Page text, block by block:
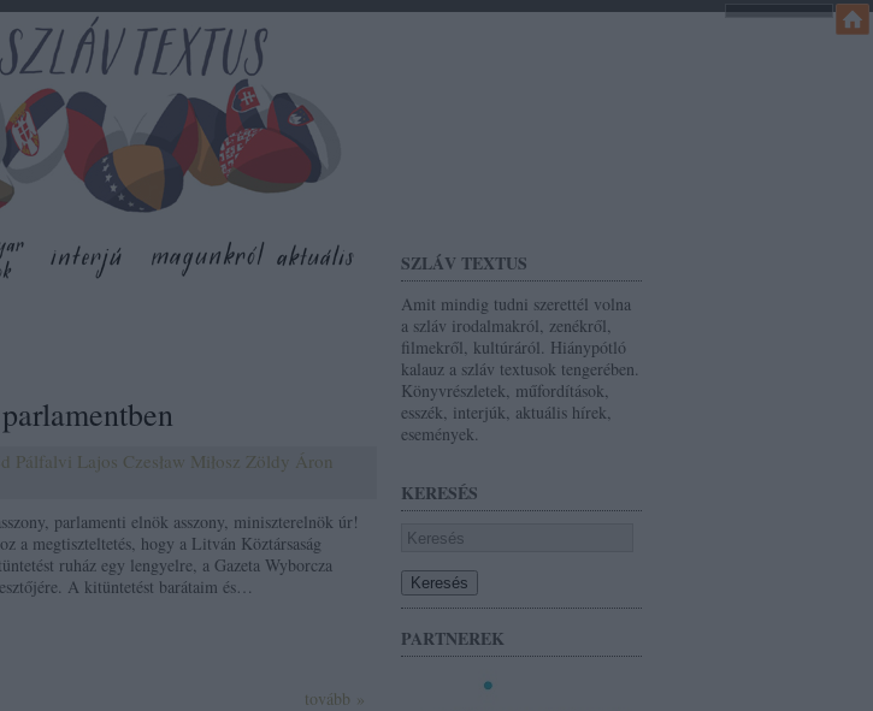
SZLÁV TEXTUS
Amit mindig tudni szerettél volna
a szláv irodalmakról, zenékről,
filmekről, kultúráról. Hiánypótló
kalauz a szláv textusok tengerében.
Könyvrészletek, műfordítások,
esszék, interjúk, aktuális hírek,
események.
KERESÉS
PARTNEREK
Pálfalvi Lajos Czesław Miłosz Zöldy Áron
parlamenti elnök asszony, miniszterelnök úr!
a megtiszteltetés, hogy a Litván Köztársaság
ruház egy lengyelre, a Gazeta Wyborcza
A kitüntetést barátaim és…
tovább »